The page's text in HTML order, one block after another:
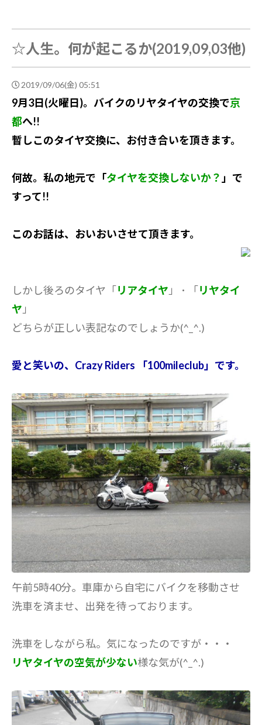
☆人生。何が起こるか(2019,09,03他)
2019/09/06(金) 05:51
9月3日(火曜日)。バイクのリヤタイヤの交換で京
都へ!!
暫しこのタイヤ交換に、お付き合いを頂きます。
何故。私の地元で「タイヤを交換しないか？ 」で
すって!!
このお話は、おいおいさせて頂きます。
しかし後ろのタイヤ「リアタイヤ 」 ･ 「リヤタイ
ヤ 」
どちらが正しい表記なのでしょうか(^_^.)
愛と笑いの、Crazy Riders 「100mileclub」です。
午前5時40分。車庫から自宅にバイクを移動させ
洗車を済ませ、出発を待っております。
洗車をしながら私。気になったのですが・・・
リヤタイヤの空気が少ない様な気が(^_^.)